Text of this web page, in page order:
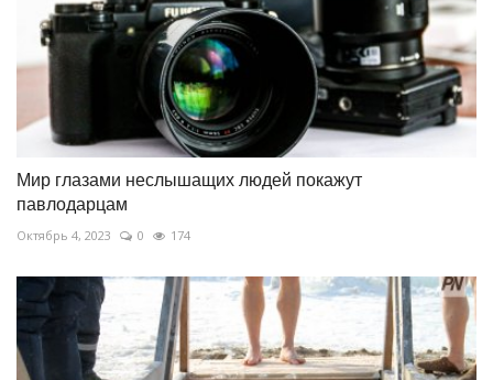
Мир глазами неслышащих людей покажут
павлодарцам
Октябрь 4, 2023 0 174